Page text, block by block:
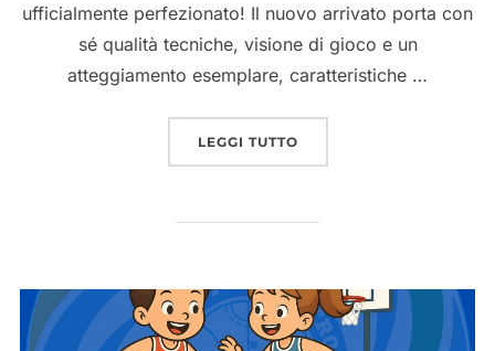
ufficialmente perfezionato! Il nuovo arrivato porta con
sé qualità tecniche, visione di gioco e un
atteggiamento esemplare, caratteristiche …
LEGGI TUTTO“